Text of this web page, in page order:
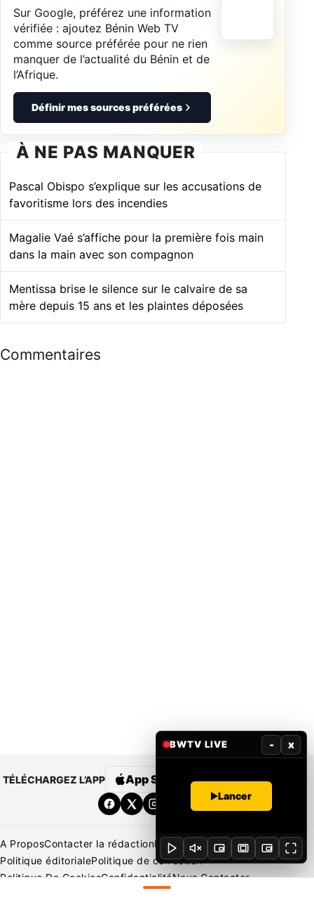
Sur Google, préférez une information
vérifiée : ajoutez Bénin Web TV
comme source préférée pour ne rien
manquer de l’actualité du Bénin et de
l’Afrique.
Définir mes sources préférées
À NE PAS MANQUER
Pascal Obispo s’explique sur les accusations de
favoritisme lors des incendies
Magalie Vaé s’affiche pour la première fois main
dans la main avec son compagnon
Mentissa brise le silence sur le calvaire de sa
mère depuis 15 ans et les plaintes déposées
Commentaires
TÉLÉCHARGEZ L’APP App Store Google Play
A ProposContacter la rédactionRédaction Mentions légales
Politique éditorialePolitique de correction
Politique De CookiesConfidentialitéNous Contacter
BWTV LIVE - x
Lancer